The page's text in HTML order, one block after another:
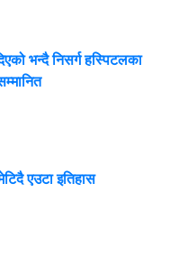
भन्दै निसर्ग हस्पिटलका
एउटा इतिहास